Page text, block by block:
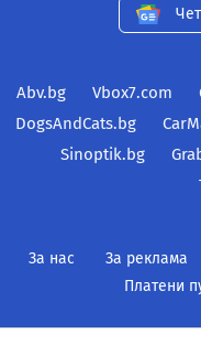
Abv.bg Vbox7.com
DogsAndCats.bg
Sinoptik.bg
За нас За реклама
Платени